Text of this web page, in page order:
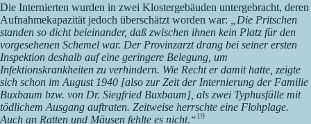
Die Internierten wurden in zwei Klostergebäuden untergebracht, deren
Aufnahmekapazität jedoch überschätzt worden war: „Die Pritschen
standen so dicht beieinander, daß zwischen ihnen kein Platz für den
vorgesehenen Schemel war. Der Provinzarzt drang bei seiner ersten
Inspektion deshalb auf eine geringere Belegung, um
Infektionskrankheiten zu verhindern. Wie Recht er damit hatte, zeigte
sich schon im August 1940 [also zur Zeit der Internierung der Familie
Buxbaum bzw. von Dr. Siegfried Buxbaum], als zwei Typhusfälle mit
tödlichem Ausgang auftraten. Zeitweise herrschte eine Flohplage.
Auch an Ratten und Mäusen fehlte es nicht.“19